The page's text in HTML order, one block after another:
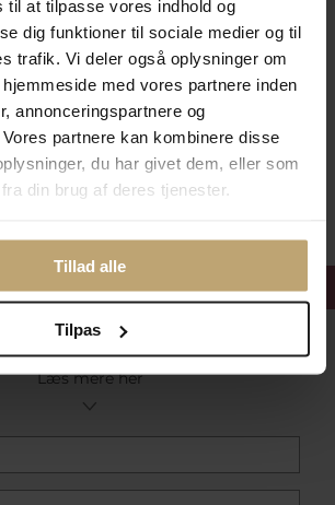
til at tilpasse vores indhold og
dig funktioner til sociale medier og til
trafik. Vi deler også oplysninger om
med vores partnere inden
annonceringspartnere og
partnere kan kombinere disse
du har givet dem, eller som
din brug af deres tjenester.
Tillad alle
Tilpas
E-Handel
velkomstrabat
Læs mere her